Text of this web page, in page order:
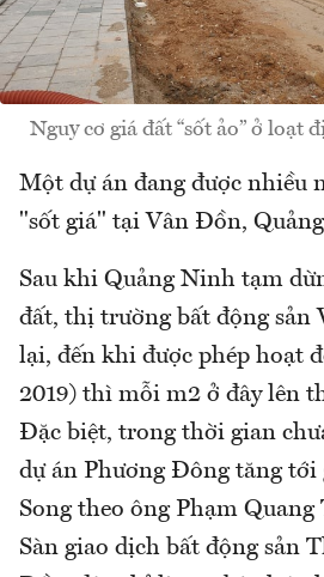
Nguy cơ giá đất “sốt ảo” ở loạt
Một dự án đang được nhiều
"sốt giá" tại Vân Đồn,
Sau khi Quảng Ninh tạm
đất, thị trường bất động sản
lại, đến khi được phép hoạt
2019) thì mỗi m2 ở đây lên
Đặc biệt, trong thời gian
dự án Phương Đông tăng tới
Song theo ông Phạm
Sàn giao dịch bất động sản